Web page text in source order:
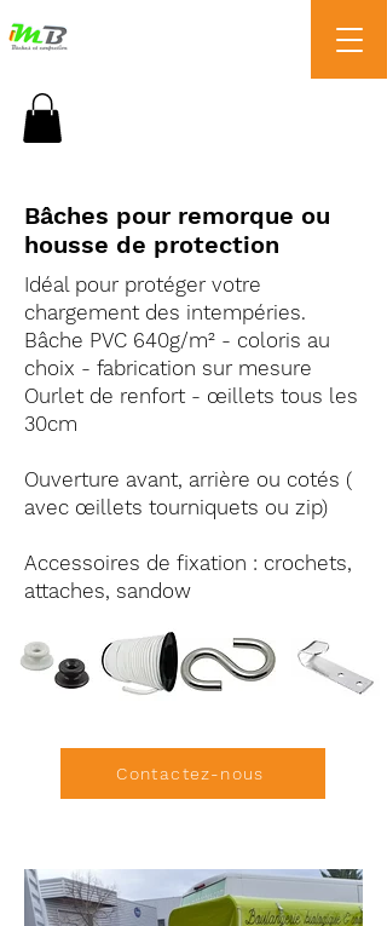
Bâches pour remorque ou
housse de protection
Idéal pour protéger votre
chargement des intempéries.
Bâche PVC 640g/m² - coloris au
choix - fabrication sur mesure
Ourlet de renfort - œillets tous les
30cm
Ouverture avant, arrière ou cotés (
avec œillets tourniquets ou zip)
Accessoires de fixation : crochets,
attaches, sandow
Contactez-nous